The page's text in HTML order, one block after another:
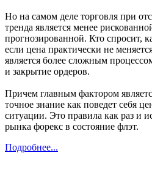
Но на самом деле торговля при
тренда является менее
прогнозированной. Кто спросит,
если цена практически не
является более сложным
и закрытие ордеров.
Причем главным фактором
точное знание как поведет себя
ситуации. Это правила как раз и
рынка форекс в состояние флэт.
Подробнее...